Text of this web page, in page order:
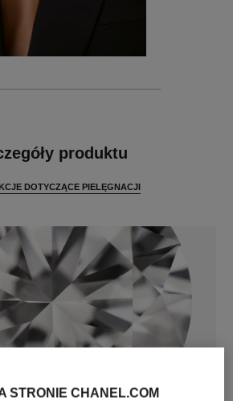
produktu
DOTYCZĄCE PIELĘGNACJI
STRONIE CHANEL.COM